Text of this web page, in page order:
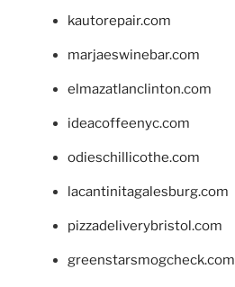
kautorepair.com
marjaeswinebar.com
elmazatlanclinton.com
ideacoffeenyc.com
odieschillicothe.com
lacantinitagalesburg.com
pizzadeliverybristol.com
greenstarsmogcheck.com